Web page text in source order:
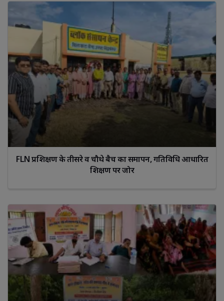
FLN प्रशिक्षण के तीसरे व चौथे बैच का समापन, गतिविधि आधारित
शिक्षण पर जोर